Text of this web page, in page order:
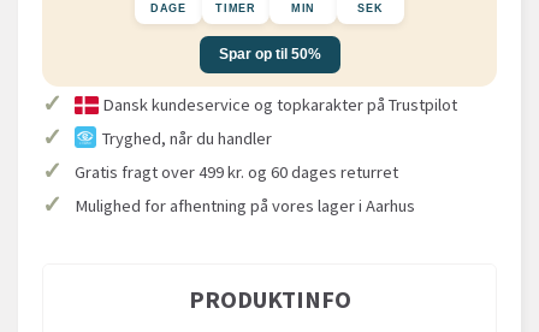
DAGE TIMER MIN SEK
Spar op til 50%
✓ Dansk kundeservice og topkarakter på Trustpilot
✓ Tryghed, når du handler
✓ Gratis fragt over 499 kr. og 60 dages returret
✓ Mulighed for afhentning på vores lager i Aarhus
PRODUKTINFO